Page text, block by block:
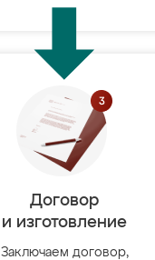
Договор
и изготовление
Заключаем договор,